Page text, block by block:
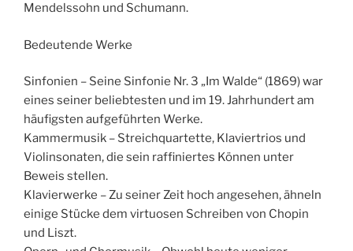
Mendelssohn und Schumann.
Bedeutende Werke
Sinfonien – Seine Sinfonie Nr. 3 „Im Walde“ (1869) war
eines seiner beliebtesten und im 19. Jahrhundert am
häufigsten aufgeführten Werke.
Kammermusik – Streichquartette, Klaviertrios und
Violinsonaten, die sein raffiniertes Können unter
Beweis stellen.
Klavierwerke – Zu seiner Zeit hoch angesehen, ähneln
einige Stücke dem virtuosen Schreiben von Chopin
und Liszt.